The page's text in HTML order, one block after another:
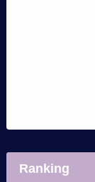
Ranking